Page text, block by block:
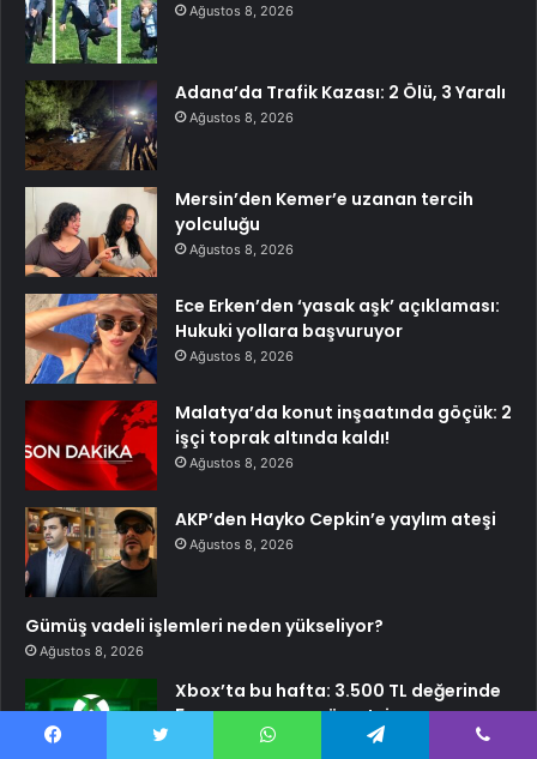
Ağustos 8, 2026
Adana’da Trafik Kazası: 2 Ölü, 3 Yaralı
Ağustos 8, 2026
Mersin’den Kemer’e uzanan tercih
yolculuğu
Ağustos 8, 2026
Ece Erken’den ‘yasak aşk’ açıklaması:
Hukuki yollara başvuruyor
Ağustos 8, 2026
Malatya’da konut inşaatında göçük: 2
işçi toprak altında kaldı!
Ağustos 8, 2026
AKP’den Hayko Cepkin’e yaylım ateşi
Ağustos 8, 2026
Gümüş vadeli işlemleri neden yükseliyor?
Ağustos 8, 2026
Xbox’ta bu hafta: 3.500 TL değerinde
5 oyun oynaması ücretsiz
Ağustos 8, 2026